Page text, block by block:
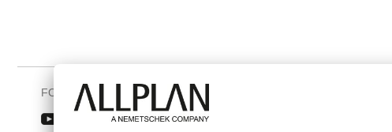
FOLGEN SIE UNS AUF
Lizenz